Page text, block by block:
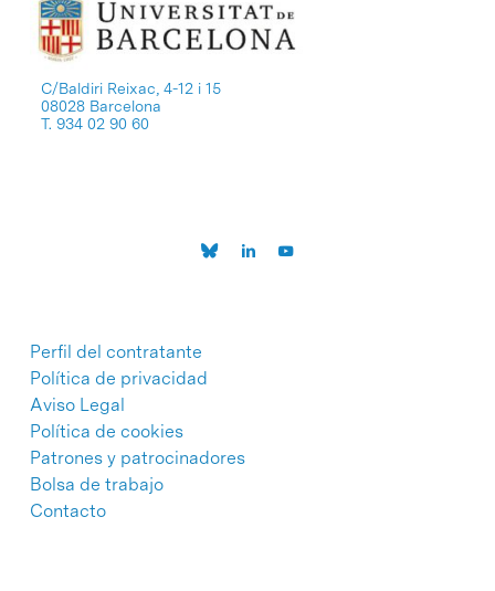
C/Baldiri Reixac, 4-12 i 15
08028 Barcelona
T. 934 02 90 60
Perfil del contratante
Política de privacidad
Aviso Legal
Política de cookies
Patrones y patrocinadores
Bolsa de trabajo
Contacto